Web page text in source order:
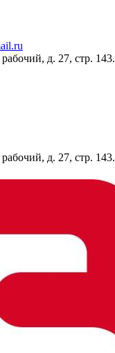
д. 27, стр. 143.
д. 27, стр. 143.